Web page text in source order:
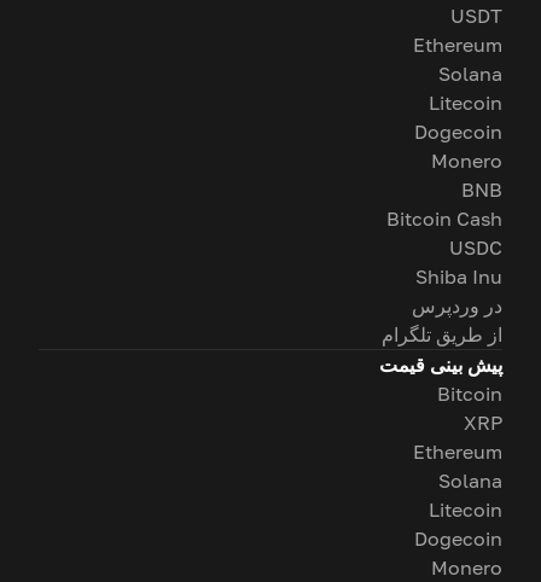
USDT
Ethereum
Solana
Litecoin
Dogecoin
Monero
BNB
Bitcoin Cash
USDC
Shiba Inu
در وردپرس
از طریق تلگرام
پیش بینی قیمت
Bitcoin
XRP
Ethereum
Solana
Litecoin
Dogecoin
Monero